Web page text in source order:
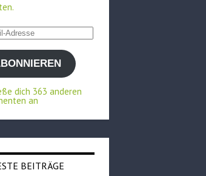
dich 363 anderen
an
BEITRÄGE